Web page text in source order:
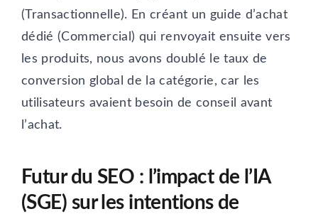
(Transactionnelle). En créant un guide d’achat
dédié (Commercial) qui renvoyait ensuite vers
les produits, nous avons doublé le taux de
conversion global de la catégorie, car les
utilisateurs avaient besoin de conseil avant
l’achat.
Futur du SEO : l’impact de l’IA
(SGE) sur les intentions de